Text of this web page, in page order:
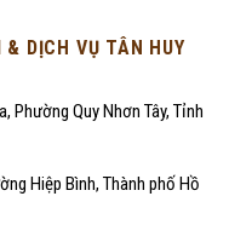
DỊCH VỤ TÂN HUY
Phường Quy Nhơn Tây, Tỉnh
Hiệp Bình, Thành phố Hồ